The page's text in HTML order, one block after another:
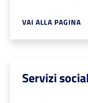
VAI ALLA PAGINA
Servizi